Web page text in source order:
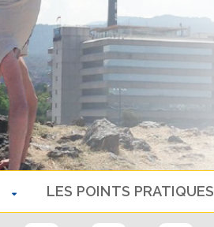
LES POINTS PRATIQUES